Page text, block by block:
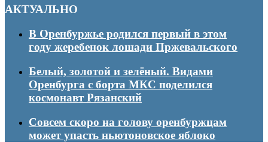
АКТУАЛЬНО
В Оренбуржье родился первый в этом
году жеребенок лошади Пржевальского
Белый, золотой и зелёный. Видами
Оренбурга с борта МКС поделился
космонавт Рязанский
Совсем скоро на голову оренбуржцам
может упасть ньютоновское яблоко